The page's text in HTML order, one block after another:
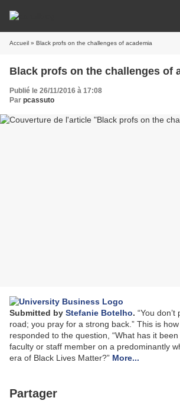
Accueil » Black profs on the challenges of academia
Black profs on the challenges of
Publié le 26/11/2016 à 17:08
Par pcassuto
Submitted by Stefanie Botelho. “You
road; you pray for a strong back.” This is
responded to the question, “What has it
faculty or staff member on a predominantly
era of Black Lives Matter?” More...
Partager